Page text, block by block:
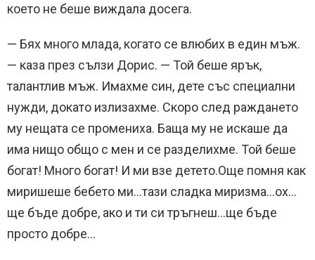
което не беше виждала досега.
— Бях много млада, когато се влюбих в един мъж.
— каза през сълзи Дорис. — Той беше ярък,
талантлив мъж. Имахме син, дете със специални
нужди, докато излизахме. Скоро след раждането
му нещата се промениха. Баща му не искаше да
има нищо общо с мен и се разделихме. Той беше
богат! Много богат! И ми взе детето.Още помня как
миришеше бебето ми…тази сладка миризма…ох…
ще бъде добре, ако и ти си тръгнеш…ще бъде
просто добре…